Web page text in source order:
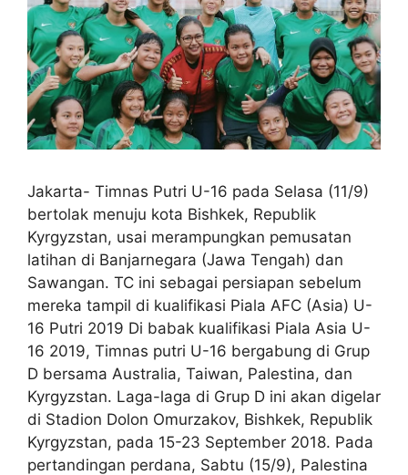
Jakarta- Timnas Putri U-16 pada Selasa (11/9)
bertolak menuju kota Bishkek, Republik
Kyrgyzstan, usai merampungkan pemusatan
latihan di Banjarnegara (Jawa Tengah) dan
Sawangan. TC ini sebagai persiapan sebelum
mereka tampil di kualifikasi Piala AFC (Asia) U-
16 Putri 2019 Di babak kualifikasi Piala Asia U-
16 2019, Timnas putri U-16 bergabung di Grup
D bersama Australia, Taiwan, Palestina, dan
Kyrgyzstan. Laga-laga di Grup D ini akan digelar
di Stadion Dolon Omurzakov, Bishkek, Republik
Kyrgyzstan, pada 15-23 September 2018. Pada
pertandingan perdana, Sabtu (15/9), Palestina